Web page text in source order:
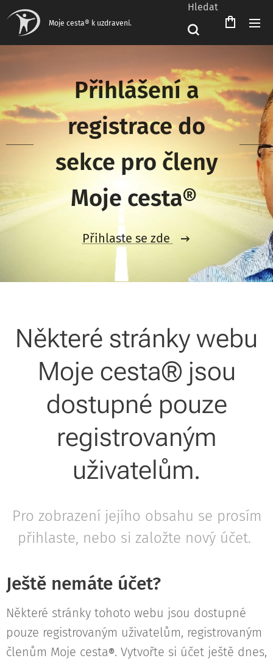
Moje cesta® k uzdravení.
Hledat
Přihlášení a
registrace do
sekce pro členy
Moje cesta®
Přihlaste se zde
Čeština‎
Některé stránky webu
Moje cesta® jsou
dostupné pouze
registrovaným
uživatelům.
Pro zobrazení jejího obsahu se prosím
přihlaste, nebo si založte nový účet.
Ještě nemáte účet?
Některé stránky tohoto webu jsou dostupné
pouze registrovaným uživatelům, registrovaným
členům Moje cesta®. Vytvořte si účet ještě dnes,